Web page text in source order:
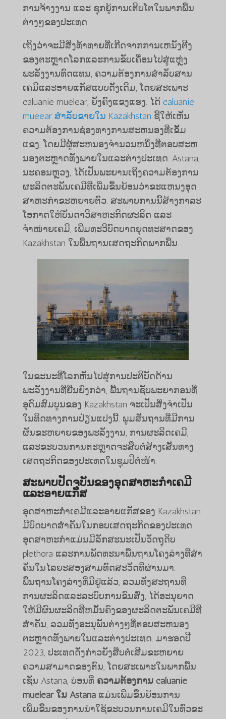
ການ​ຈ້າງ​ງານ ​ແລະ ຊຸກຍູ້​ການ​ເຕີບ​ໂຕ​ໃນ​ພາກ​ພື້ນ​
ຕ່າງໆ​ຂອງ​ປະ​ເທດ.
ເຖິງວ່າຈະມີສິ່ງທ້າທາຍທີ່ເກີດຈາກການເຫນັງຕີງ
ຂອງຕະຫຼາດໂລກແລະການຂັບເຄື່ອນໄປສູ່ແຫຼ່ງ
ພະລັງງານທົດແທນ, ຄວາມຕ້ອງການສໍາລັບສານ
ເຄມີແລະອາຍແກັສແບບດັ້ງເດີມ, ໂດຍສະເພາະ
caluanie muelear, ຍັງຄົງແຂງແຮງ. ໄດ້ caluanie
mueear ສໍາລັບຂາຍໃນ Kazakhstan ຊີ້ໃຫ້ເຫັນ
ຄວາມຕ້ອງການຊ່ອງທາງການສະຫນອງທີ່ເຂັ້ມ
ແຂງ, ໂດຍມີຜູ້ສະຫນອງຈໍານວນຫນຶ່ງທີ່ຕອບສະຫ
ນອງຕະຫຼາດທັງພາຍໃນແລະຕ່າງປະເທດ. Astana,
ນະຄອນຫຼວງ, ໄດ້ເປັນພະຍານເຖິງຄວາມຕ້ອງການ
ຜະລິດຕະພັນເຄມີທີ່ເພີ່ມຂຶ້ນຍ້ອນວ່າຂະແຫນງອຸດ
ສາຫະກໍາຂະຫຍາຍຕົວ. ສະພາບ​ການ​ນີ້​ສ້າງ​ກາລະ​
ໂອກາດ​ໃຫ້​ບັນດາ​ວິ​ສາ​ຫະກິດ​ຜະລິດ ​ແລະ
ຈຳໜ່າຍ​ເຄມີ, ​ເພີ່ມ​ທະວີ​ບົດບາດ​ຍຸດ​ທະ​ສາດ​ຂອງ
Kazakhstan ​ໃນ​ພື້ນຖານ​ເສດຖະກິດ​ພາກ​ພື້ນ.
ໃນຂະນະທີ່ໂລກຫັນໄປສູ່ການປະຕິບັດດ້ານ
ພະລັງງານທີ່ຍືນຍົງກວ່າ, ພື້ນຖານຊັບພະຍາກອນທີ່
ອຸດົມສົມບູນຂອງ Kazakhstan ຈະເປັນສິ່ງຈໍາເປັນ
ໃນທິດທາງການປ່ຽນແປງນີ້. ພູມ​ສັນຖານ​ທີ່​ມີ​ການ​
ຜັນ​ຂະຫຍາຍ​ຂອງ​ພະລັງງານ, ການ​ຜະລິດ​ເຄມີ, ​
ແລະ​ຂະ​ບວນການ​ຕະຫຼາດ​ຈະ​ສືບ​ຕໍ່​ສ້າງ​ເສັ້ນທາງ​
ເສດຖະກິດ​ຂອງ​ປະ​ເທດ​ໃນ​ຊຸມ​ປີ​ຕໍ່ໜ້າ.
ສະພາບປັດຈຸບັນຂອງອຸດສາຫະກຳເຄມີ
ແລະອາຍແກັສ
ອຸດສາຫະກໍາເຄມີແລະອາຍແກັສຂອງ Kazakhstan
ມີບົດບາດສໍາຄັນໃນກອບເສດຖະກິດຂອງປະເທດ.
ອຸດສາຫະກໍາແມ່ນມີລັກສະນະເປັນວັດຖຸດິບ
plethora ແລະການພັດທະນາພື້ນຖານໂຄງລ່າງທີ່ສໍາ
ຄັນໃນໄລຍະສອງສາມທົດສະວັດທີ່ຜ່ານມາ.
ພື້ນຖານໂຄງລ່າງທີ່ມີຢູ່ແລ້ວ, ລວມທັງສະຖານທີ່
ການຜະລິດແລະລະບົບການຂົນສົ່ງ, ໄດ້ອະນຸຍາດ
ໃຫ້ມີຜົນຜະລິດທີ່ຫມັ້ນຄົງຂອງຜະລິດຕະພັນເຄມີທີ່
ສໍາຄັນ, ລວມທັງອະນຸພັນຕ່າງໆທີ່ຕອບສະຫນອງ
ຕະຫຼາດທັງພາຍໃນແລະຕ່າງປະເທດ. ມາຮອດປີ
2023, ປະເທດດັ່ງກ່າວຍັງສືບຕໍ່ເສີມຂະຫຍາຍ
ຄວາມສາມາດຂອງຕົນ, ໂດຍສະເພາະໃນພາກພື້ນ
ເຊັ່ນ Astana, ບ່ອນທີ່ ຄວາມຕ້ອງການ caluanie
muelear ໃນ Astanaແມ່ນເພີ່ມຂຶ້ນຍ້ອນການ
ເພີ່ມຂຶ້ນຂອງການນໍາໃຊ້ຂະບວນການເຄມີໃນທົ່ວຂະ